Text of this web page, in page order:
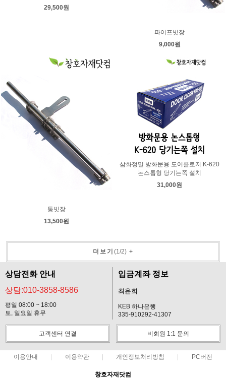
29,500원
파이프빗장
9,000원
통빗장
13,500원
삼화정밀 방화문용 도어클로저 K-620
논스톱형 당기는쪽 설치
31,000원
더보기 (1/2)+
상담전화 안내
상담:010-3858-8586
평일 08:00 ~ 18:00
토, 일요일 휴무
입금계좌 정보
최윤희
KEB 하나은행
335-910292-41307
고객센터 연결 비회원 1:1 문의
이용안내 이용약관 개인정보처리방침 PC버전
창호자재닷컴